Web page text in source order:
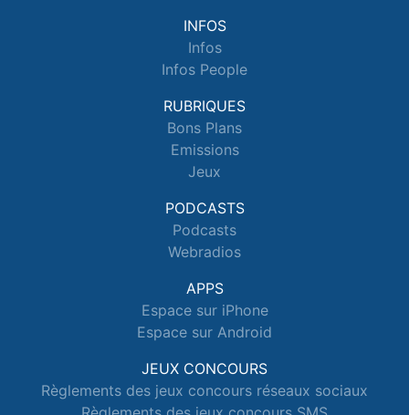
INFOS
Infos
Infos People
RUBRIQUES
Bons Plans
Emissions
Jeux
PODCASTS
Podcasts
Webradios
APPS
Espace sur iPhone
Espace sur Android
JEUX CONCOURS
Règlements des jeux concours réseaux sociaux